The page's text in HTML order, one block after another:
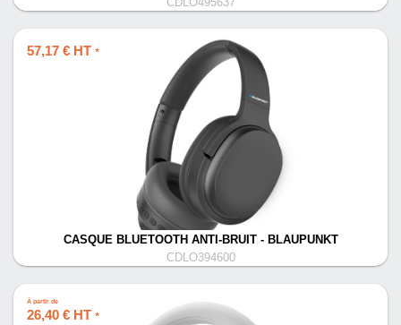
CDLO495637
57,17 € HT *
CASQUE BLUETOOTH ANTI-BRUIT - BLAUPUNKT
CDLO394600
À partir de
26,40 € HT *